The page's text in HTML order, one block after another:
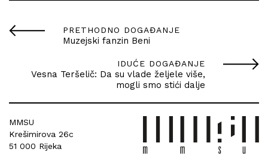
PRETHODNO DOGAĐANJE
Muzejski fanzin Beni
IDUĆE DOGAĐANJE
Vesna Teršelič: Da su vlade željele više,
mogli smo stići dalje
MMSU
Krešimirova 26c
51 000 Rijeka